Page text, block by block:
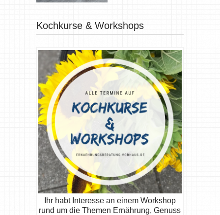
Kochkurse & Workshops
Ihr habt Interesse an einem Workshop
rund um die Themen Ernährung, Genuss